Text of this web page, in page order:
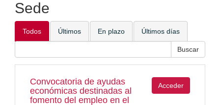
Sede
Todos Últimos En plazo Últimos días
Convocatoria de ayudas
económicas destinadas al
fomento del empleo en el
Acceder